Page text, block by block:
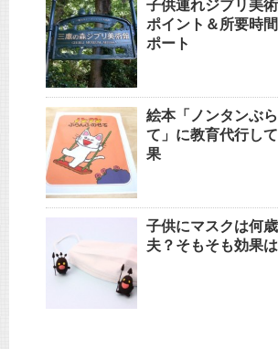
子供連れジブリ美
ポイント＆所要時
ポート
絵本「ノンタンぶ
て」に教育代行し
果
子供にマスクは何
夫？そもそも効果